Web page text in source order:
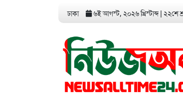
ঢাকা ৬ই আগস্ট, ২০২৬ খ্রিস্টাব্দ ২২শে